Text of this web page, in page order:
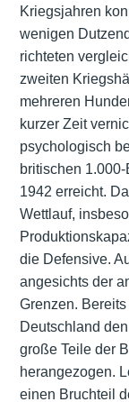
Kriegsjahren
wenigen
richteten
zweiten
mehreren
kurzer Zeit
psychologisch
britischen
1942 erreicht.
Wettlauf,
die Defensive.
angesichts der
Grenzen.
Deutschland
große Teile der
herangezogen.
einen Bruchteil